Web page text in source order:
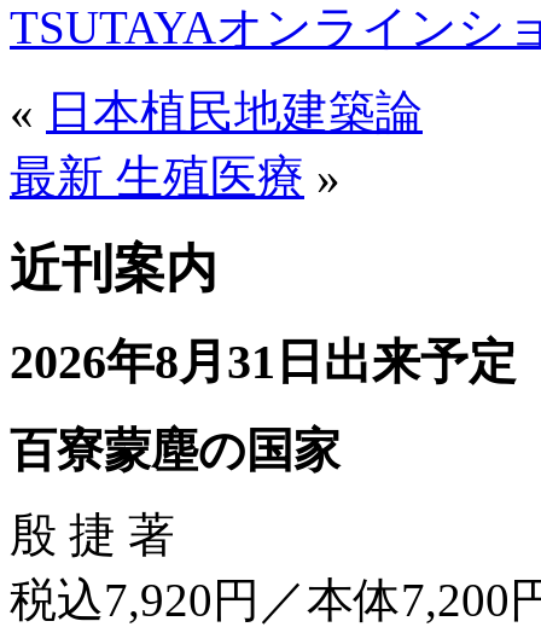
TSUTAYAオンラインシ
« 日本植民地建築論
最新 生殖医療 »
近刊案内
2026年8月31日出来予定
百寮蒙塵の国家
殷 捷 著
税込7,920円／本体7,200